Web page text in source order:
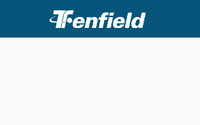
content